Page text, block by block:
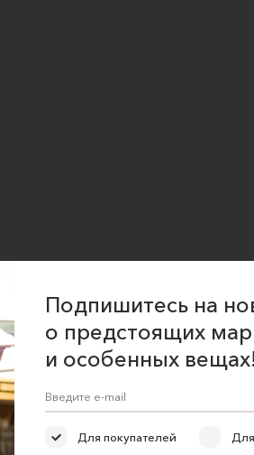
Подпишитесь на
о предстоящих
и особенных вещах!
Для покупателей